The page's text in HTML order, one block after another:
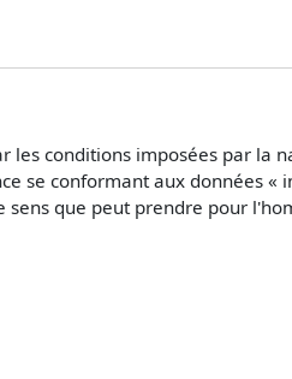
les conditions imposées par la
se conformant aux données «
sens que peut prendre pour